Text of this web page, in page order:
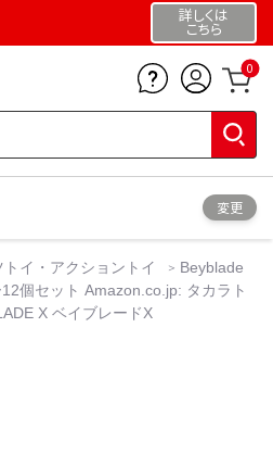
詳しくは
こちら
0
変更
トイ・アクショントイ
Beyblade
個セット Amazon.co.jp: タカラト
X ベイブレードX